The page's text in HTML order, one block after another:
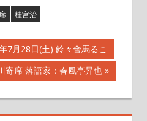
桂宮治
7月28日(土) 鈴々舎馬るこ
寄席 落語家：春風亭昇也